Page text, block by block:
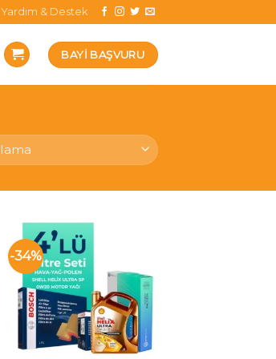
Yardım & Destek
BAYI BAŞVURU
-34%